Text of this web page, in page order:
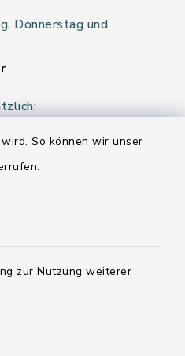
So können wir unser
zur Nutzung weiterer
Donnerstag und